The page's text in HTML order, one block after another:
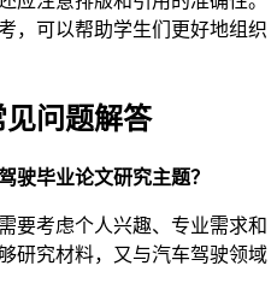
，可以帮助学生们更好地组织
问题解答
驶毕业论文研究主题？
要考虑个人兴趣、专业需求和
研究材料，又与汽车驾驶领域